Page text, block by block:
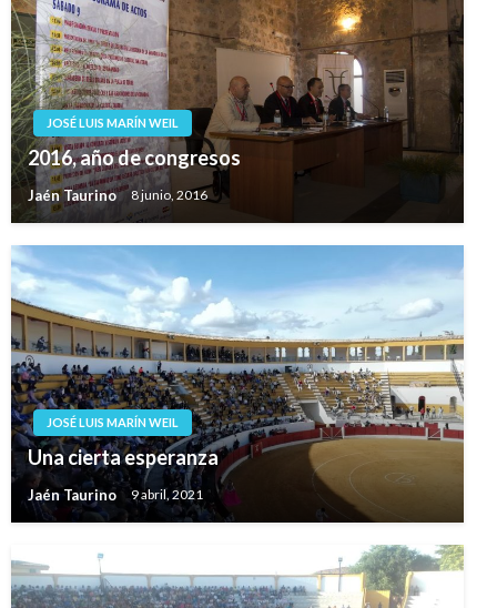
JOSÉ LUIS MARÍN WEIL
2016, año de congresos
Jaén Taurino 8 junio, 2016
JOSÉ LUIS MARÍN WEIL
Una cierta esperanza
Jaén Taurino 9 abril, 2021